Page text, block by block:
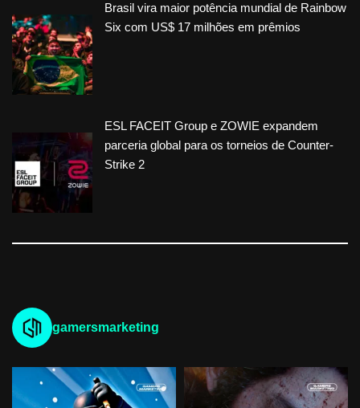
Brasil vira maior potência mundial de Rainbow
Six com US$ 17 milhões em prêmios
ESL FACEIT Group e ZOWIE expandem
parceria global para os torneios de Counter-
Strike 2
gamersmarketing